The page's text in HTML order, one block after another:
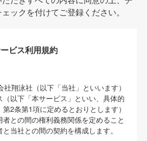
ックを付けてご登録ください。
ビス利用規約
翔泳社（以下「当社」といいます）
以下「本サービス」といい、具体的
2条第1項に定めるとおりとします）
との間の権利義務関係を定めること
当社との間の契約を構成します。